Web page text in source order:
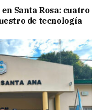
Santa Rosa: cuatro
de tecnología